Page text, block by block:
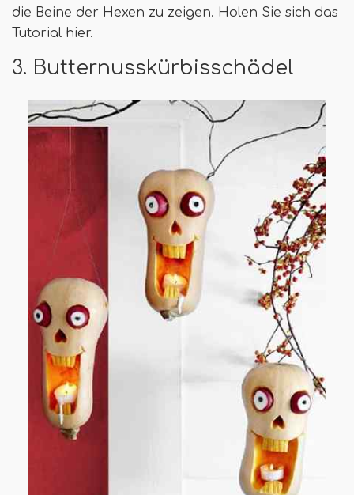
die Beine der Hexen zu zeigen. Holen Sie sich das
Tutorial hier.
3. Butternusskürbisschädel